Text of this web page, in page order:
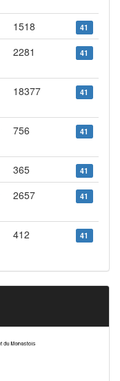
1518 41
2281 41
18377 41
756 41
365 41
2657 41
412 41